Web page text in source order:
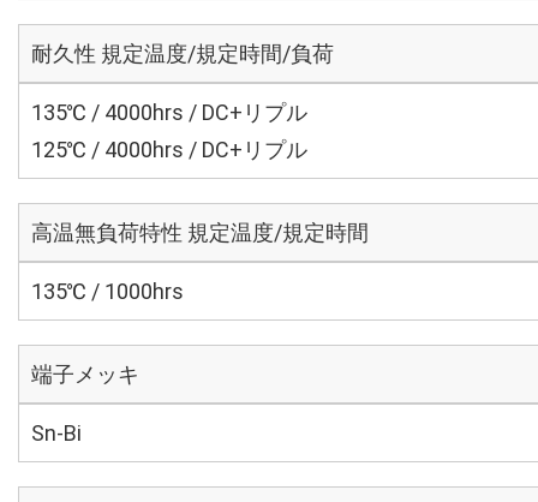
耐久性 規定温度/規定時間/負荷
135℃ / 4000hrs / DC+リプル
125℃ / 4000hrs / DC+リプル
高温無負荷特性 規定温度/規定時間
135℃ / 1000hrs
端子メッキ
Sn-Bi